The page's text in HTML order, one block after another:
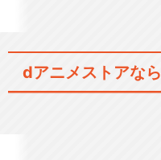
dアニメストアなら